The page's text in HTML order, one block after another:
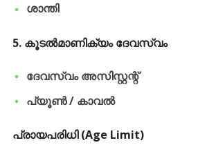
ശാന്തി
​5. കൂടൽമാണിക്യം ദേവസ്വം
ദേവസ്വം അസിസ്റ്റന്റ്
പ്യൂൺ / കാവൽ
പ്രായപരിധി (Age Limit)